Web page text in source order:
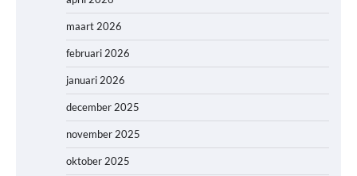
maart 2026
februari 2026
januari 2026
december 2025
november 2025
oktober 2025